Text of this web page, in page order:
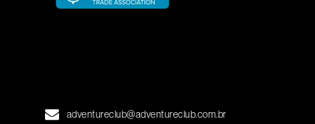
adventureclub@adventureclub.com.br